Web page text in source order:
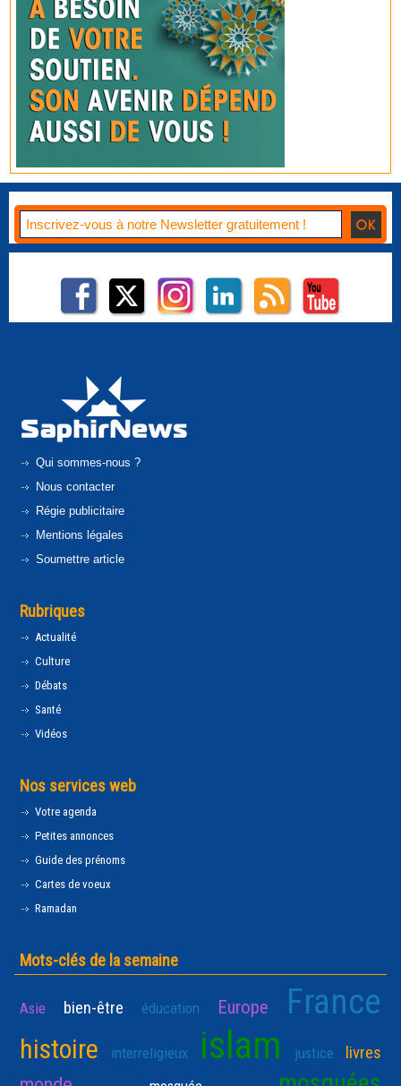
Qui sommes-nous ?
Nous contacter
Régie publicitaire
Mentions légales
Soumettre article
Rubriques
Actualité
Culture
Débats
Santé
Vidéos
Nos services web
Votre agenda
Petites annonces
Guide des prénoms
Cartes de voeux
Ramadan
Mots-clés de la semaine
Asie bien-être éducation Europe France
histoire interreligieux islam justice livres